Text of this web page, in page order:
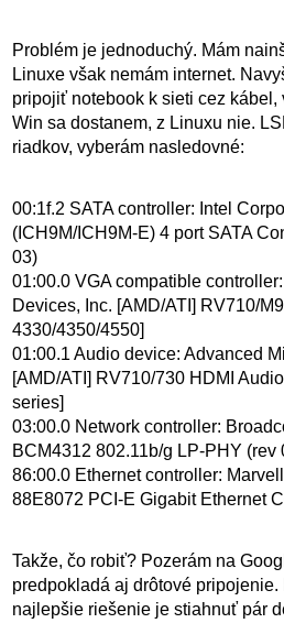
Problém je jednoduchý. Mám
Linuxe však nemám internet.
pripojiť notebook k sieti cez kábel,
Win sa dostanem, z Linuxu nie.
riadkov, vyberám nasledovné:
00:1f.2 SATA controller: Intel
(ICH9M/ICH9M-E) 4 port SATA
03)
01:00.0 VGA compatible
Devices, Inc. [AMD/ATI] RV710/
4330/4350/4550]
01:00.1 Audio device: Advanced
[AMD/ATI] RV710/730 HDMI
series]
03:00.0 Network controller:
BCM4312 802.11b/g LP-PHY (rev
86:00.0 Ethernet controller:
88E8072 PCI-E Gigabit Ethernet
Takže, čo robiť? Pozerám na
predpokladá aj drôtové
najlepšie riešenie je stiahnuť pár